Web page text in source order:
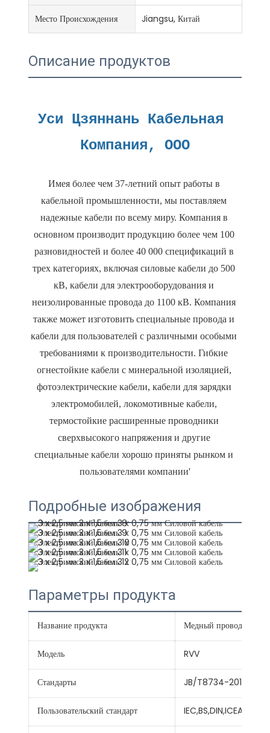
Место Происхождения Jiangsu, Китай
Описание продуктов
Уси Цзяннань Кабельная
Имея более чем 37-летний опыт работы в
кабельной промышленности, мы поставляем
надежные кабели по всему миру. Компания в
основном производит продукцию более чем 100
разновидностей и более 40 000 спецификаций в
трех категориях, включая силовые кабели до 500
кВ, кабели для электрооборудования и
неизолированные провода до 1100 кВ. Компания
также может изготовить специальные провода и
кабели для пользователей с различными особыми
требованиями к производительности. Гибкие
огнестойкие кабели с минеральной изоляцией,
фотоэлектрические кабели, кабели для зарядки
электромобилей, локомотивные кабели,
термостойкие расширенные проводники
сверхвысокого напряжения и другие
специальные кабели хорошо приняты рынком и
Подробные изображения
Параметры продукта
Название продукта Медный провод,
Модель RVV
Стандарты JB/T8734-2016
Пользовательский стандарт IEC,BS,DIN,ICEA